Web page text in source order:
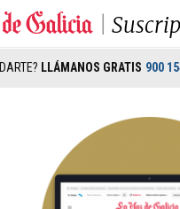
LLÁMANOS GRATIS 900